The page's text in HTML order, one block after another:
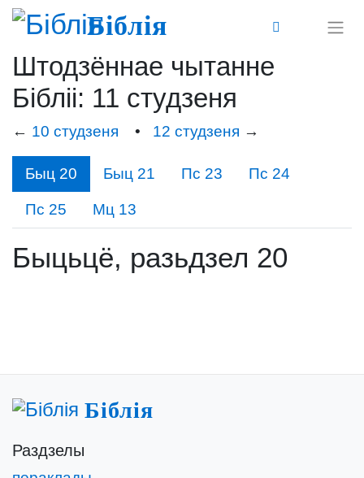
Біблія
Штодзённае чытанне
Бібліі: 11 студзеня
← 10 студзеня • 12 студзеня →
Быц 20 Быц 21 Пс 23 Пс 24
Пс 25 Мц 13
Быцьцё, разьдзел 20
Біблія
Раздзелы